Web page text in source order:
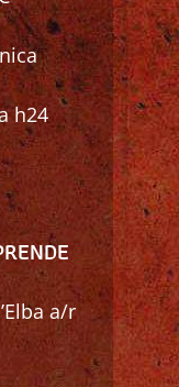
h24
a/r